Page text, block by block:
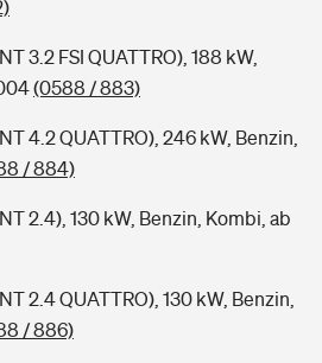
3.2 FSI QUATTRO), 188 kW,
(0588 / 883)
4.2 QUATTRO), 246 kW, Benzin,
/ 884)
2.4), 130 kW, Benzin, Kombi, ab
2.4 QUATTRO), 130 kW, Benzin,
/ 886)